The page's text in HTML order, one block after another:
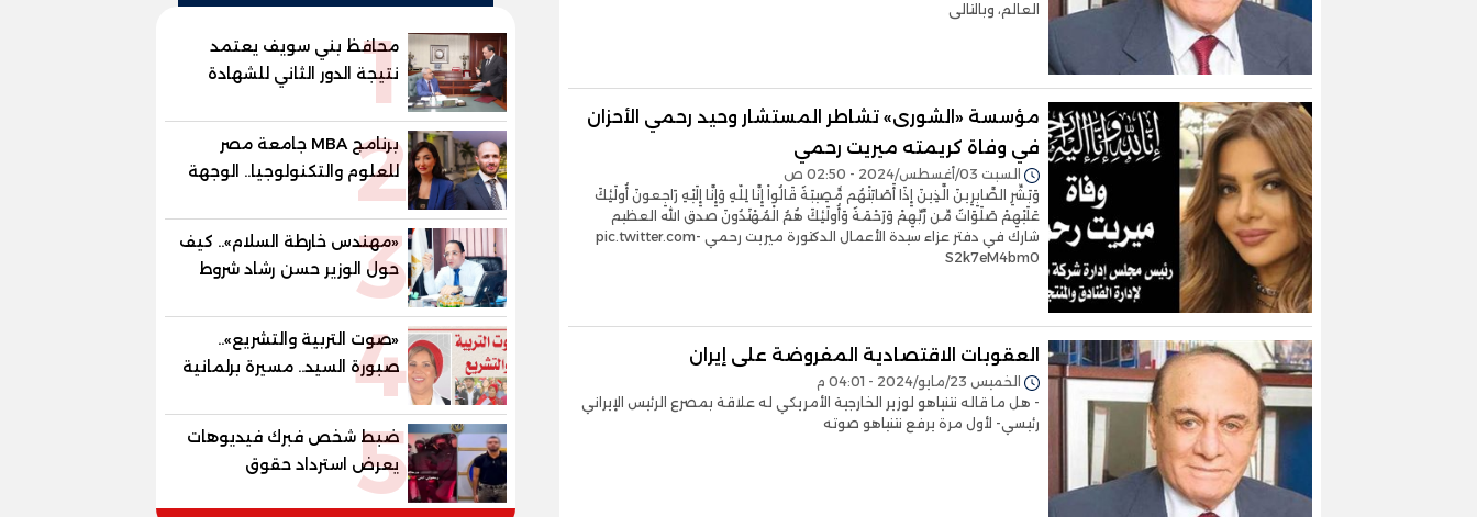
العالم، وبالتالى
مؤسسة «الشورى» تشاطر المستشار وحيد رحمي الأحزان
في وفاة كريمته ميريت رحمي
السبت 03/أغسطس/2024 - 02:50 ص
وَبَشِّرِ الصَّابِرِينَ الَّذِينَ إِذَا أَصَابَتْهُم مُّصِيبَةٌ قَالُواْ إِنَّا لِلّهِ وَإِنَّا إِلَيْهِ رَاجِعونَ أُولَئِكَ
عَلَيْهِمْ صَلَوَاتٌ مِّن رَّبِّهِمْ وَرَحْمَةٌ وَأُولَئِكَ هُمُ الْمُهْتَدُونَ صدق الله العظيم
شارك في دفتر عزاء سيدة الأعمال الدكتورة ميريت رحمي pic.twitter.com-
S2k7eM4bm0
العقوبات الاقتصادية المفروضة على إيران
الخميس 23/مايو/2024 - 04:01 م
- هل ما قاله نتنياهو لوزير الخارجية الأمريكي له علاقة بمصرع الرئيس الإيراني
رئيسي- لأول مرة يرفع نتنياهو صوته
1
محافظ بني سويف يعتمد
نتيجة الدور الثاني للشهادة
الإعدادية العامة بنسبة
منازل.. و70.56% للمهنية ..
و100% للصُم وضعاف السمع2
برنامج MBA جامعة مصر
للعلوم والتكنولوجيا.. الوجهة
المفضلة للتنفيذيين وقيادات
المستقبل
3
«مهندس خارطة السلام».. كيف
حول الوزير حسن رشاد شروط
الحرب المعقدة إلى "خارطة
4
«صوت التربية والتشريع»..
صبورة السيد.. مسيرة برلمانية
وتربوية تجمع بين تشريع
الإنسان المصري
5
ضبط شخص فبرك فيديوهات
يعرض استرداد حقوق
المواطنين بالقوة